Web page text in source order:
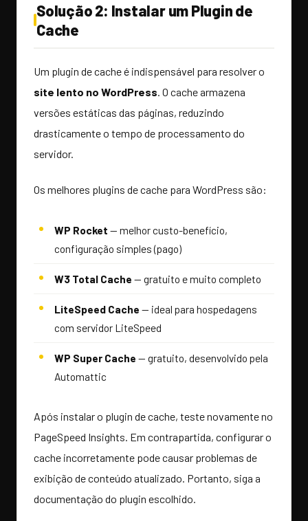
Solução 2: Instalar um Plugin de
Cache
Um plugin de cache é indispensável para resolver o
site lento no WordPress. O cache armazena
versões estáticas das páginas, reduzindo
drasticamente o tempo de processamento do
servidor.
Os melhores plugins de cache para WordPress são:
WP Rocket — melhor custo-benefício,
configuração simples (pago)
W3 Total Cache — gratuito e muito completo
LiteSpeed Cache — ideal para hospedagens
com servidor LiteSpeed
WP Super Cache — gratuito, desenvolvido pela
Automattic
Após instalar o plugin de cache, teste novamente no
PageSpeed Insights. Em contrapartida, configurar o
cache incorretamente pode causar problemas de
exibição de conteúdo atualizado. Portanto, siga a
documentação do plugin escolhido.